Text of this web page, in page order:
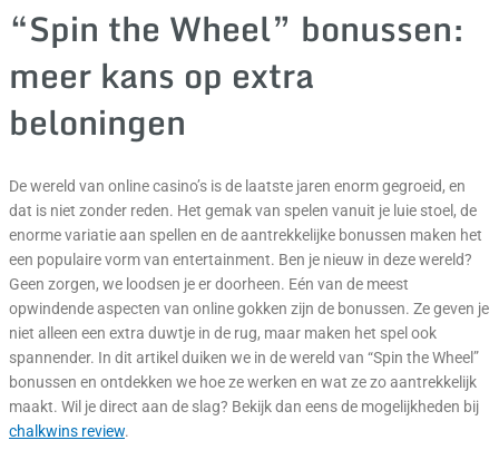
“Spin the Wheel” bonussen:
meer kans op extra
beloningen
De wereld van online casino’s is de laatste jaren enorm gegroeid, en
dat is niet zonder reden. Het gemak van spelen vanuit je luie stoel, de
enorme variatie aan spellen en de aantrekkelijke bonussen maken het
een populaire vorm van entertainment. Ben je nieuw in deze wereld?
Geen zorgen, we loodsen je er doorheen. Eén van de meest
opwindende aspecten van online gokken zijn de bonussen. Ze geven je
niet alleen een extra duwtje in de rug, maar maken het spel ook
spannender. In dit artikel duiken we in de wereld van “Spin the Wheel”
bonussen en ontdekken we hoe ze werken en wat ze zo aantrekkelijk
maakt. Wil je direct aan de slag? Bekijk dan eens de mogelijkheden bij
chalkwins review.